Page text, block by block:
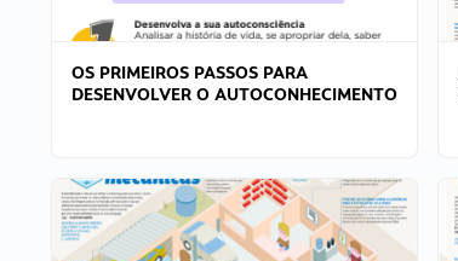
OS PRIMEIROS PASSOS PARA
DESENVOLVER O AUTOCONHECIMENTO